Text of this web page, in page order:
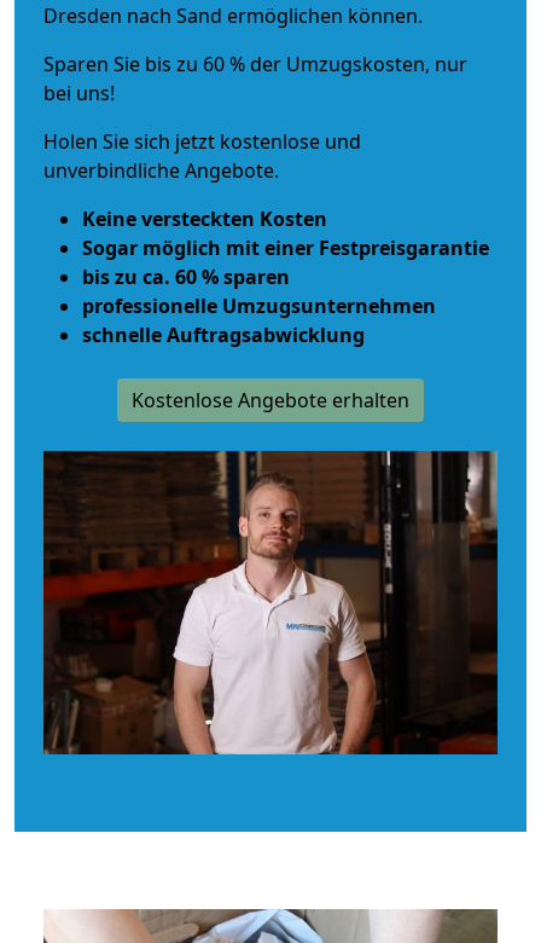
Dresden nach Sand ermöglichen können.
Sparen Sie bis zu 60 % der Umzugskosten, nur
bei uns!
Holen Sie sich jetzt kostenlose und
unverbindliche Angebote.
Keine versteckten Kosten
Sogar möglich mit einer Festpreisgarantie
bis zu ca. 60 % sparen
professionelle Umzugsunternehmen
schnelle Auftragsabwicklung
Kostenlose Angebote erhalten